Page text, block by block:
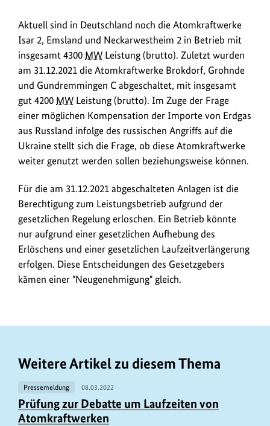
Aktuell sind in Deutschland noch die Atomkraftwerke
Isar 2, Emsland und Neckarwestheim 2 in Betrieb mit
insgesamt 4300 MW Leistung (brutto). Zuletzt wurden
am 31.12.2021 die Atomkraftwerke Brokdorf, Grohnde
und Gundremmingen C abgeschaltet, mit insgesamt
gut 4200 MW Leistung (brutto). Im Zuge der Frage
einer möglichen Kompensation der Importe von Erdgas
aus Russland infolge des russischen Angriffs auf die
Ukraine stellt sich die Frage, ob diese Atomkraftwerke
weiter genutzt werden sollen beziehungsweise können.
Für die am 31.12.2021 abgeschalteten Anlagen ist die
Berechtigung zum Leistungsbetrieb aufgrund der
gesetzlichen Regelung erloschen. Ein Betrieb könnte
nur aufgrund einer gesetzlichen Aufhebung des
Erlöschens und einer gesetzlichen Laufzeitverlängerung
erfolgen. Diese Entscheidungen des Gesetzgebers
kämen einer "Neugenehmigung" gleich.
Weitere Artikel zu diesem Thema
Pressemeldung 08.03.2022
Prüfung zur Debatte um Laufzeiten von
Atomkraftwerken